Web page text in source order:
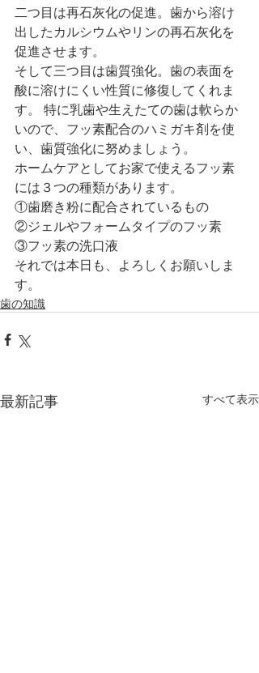
二つ目は再石灰化の促進。歯から溶け
出したカルシウムやリンの再石灰化を
促進させます。
そして三つ目は歯質強化。歯の表面を
酸に溶けにくい性質に修復してくれま
す。 特に乳歯や生えたての歯は軟らか
いので、フッ素配合のハミガキ剤を使
い、歯質強化に努めましょう。
ホームケアとしてお家で使えるフッ素
には３つの種類があります。
①歯磨き粉に配合されているもの
②ジェルやフォームタイプのフッ素
③フッ素の洗口液
それでは本日も、よろしくお願いしま
す。
歯の知識
最新記事 すべて表示